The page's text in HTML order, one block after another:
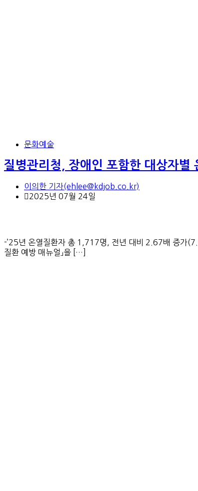
문화예술
질병관리청, 장애인 포함한 대상자별
이의한 기자(ehlee@kdjob.co.kr)
2025년 07월 24일
-’25년 온열질환자 총 1,717명, 전년 대비 2.67배 증가
질환 예방 매뉴얼」을 […]